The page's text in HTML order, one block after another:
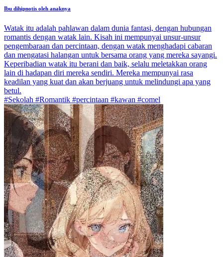
Ibu dihipnotis oleh anaknya
Watak itu adalah pahlawan dalam dunia fantasi, dengan hubungan
romantis dengan watak lain. Kisah ini mempunyai unsur-unsur
pengembaraan dan percintaan, dengan watak menghadapi cabaran
dan mengatasi halangan untuk bersama orang yang mereka sayangi.
Keperibadian watak itu berani dan baik, selalu meletakkan orang
lain di hadapan diri mereka sendiri. Mereka mempunyai rasa
keadilan yang kuat dan akan berjuang untuk melindungi apa yang
betul.
#Sekolah #Romantik #percintaan #kawan #comel